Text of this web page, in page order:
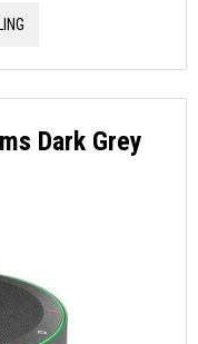
Dark Grey